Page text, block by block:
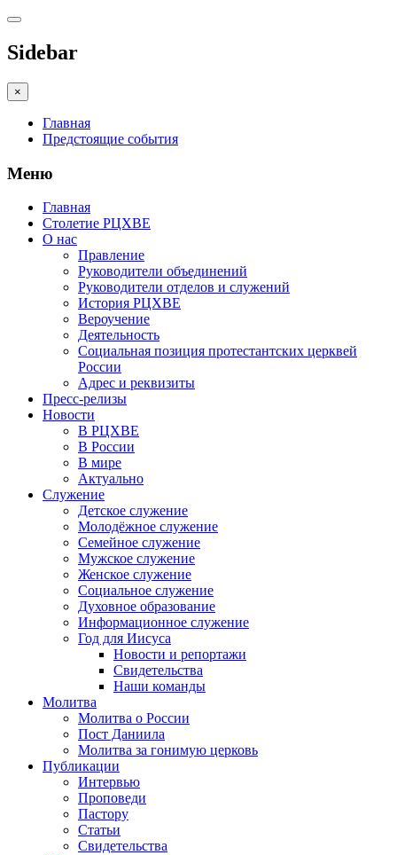
Sidebar
×
Главная
Предстоящие события
Меню
Главная
Столетие РЦХВЕ
О нас
Правление
Руководители объединений
Руководители отделов и служений
История РЦХВЕ
Вероучение
Деятельность
Социальная позиция протестантских церквей
России
Адрес и реквизиты
Пресс-релизы
Новости
В РЦХВЕ
В России
В мире
Актуально
Служение
Детское служение
Молодёжное служение
Семейное служение
Мужское служение
Женское служение
Социальное служение
Духовное образование
Информационное служение
Год для Иисуса
Новости и репортажи
Свидетельства
Наши команды
Молитва
Молитва о России
Пост Даниила
Молитва за гонимую церковь
Публикации
Интервью
Проповеди
Пастору
Статьи
Свидетельства